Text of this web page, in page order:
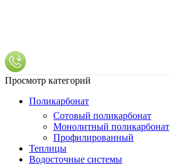
Просмотр категорий
Поликарбонат
Сотовый поликарбонат
Монолитный поликарбонат
Профилированный
Теплицы
Водосточные системы